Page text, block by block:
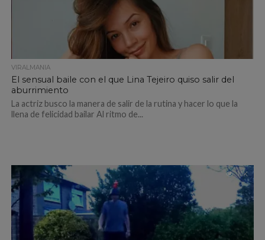
VIRALMANIA
El sensual baile con el que Lina Tejeiro quiso salir del
aburrimiento
La actriz busco la manera de salir de la rutina y hacer lo que la
llena de felicidad bailar Al ritmo de...
1.1K